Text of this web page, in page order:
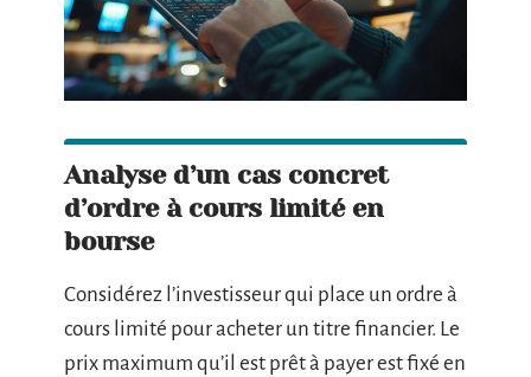
Analyse d’un cas concret
d’ordre à cours limité en
bourse
Considérez l’investisseur qui place un ordre à
cours limité pour acheter un titre financier. Le
prix maximum qu’il est prêt à payer est fixé en